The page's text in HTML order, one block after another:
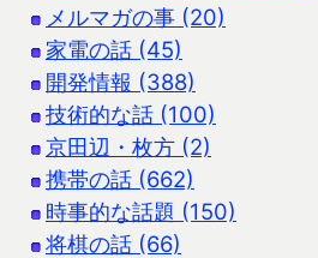
メルマガの事 (20)
家電の話 (45)
開発情報 (388)
技術的な話 (100)
京田辺・枚方 (2)
携帯の話 (662)
時事的な話題 (150)
将棋の話 (66)